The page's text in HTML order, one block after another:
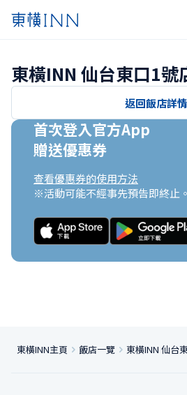
東橫INN 仙台東口1號
返回飯店詳情
首次登入官方App
贈送優惠券
查看優惠券的使用方法
※活動可能不經事先預告即終止。
東橫INN主頁 飯店一覽 東橫INN 仙台